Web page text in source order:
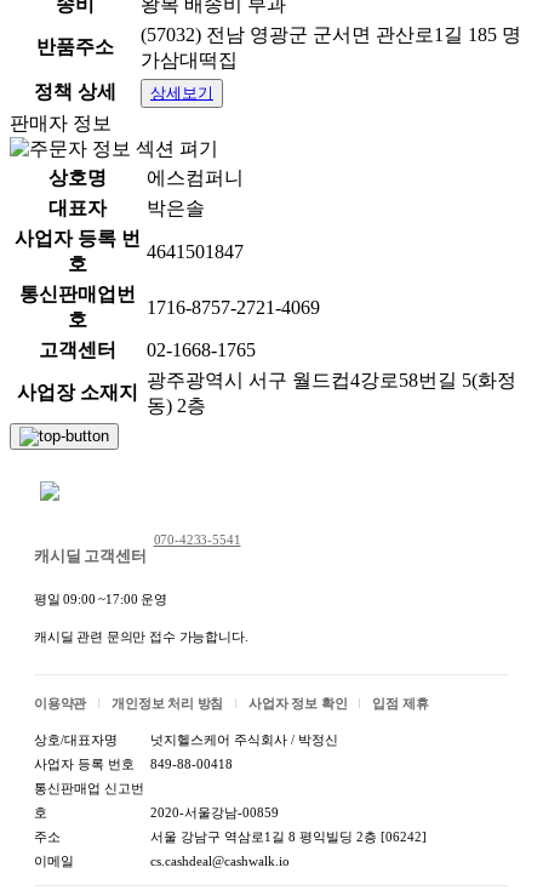
송비
왕복 배송비 부과
반품주소
(57032) 전남 영광군 군서면 관산로1길 185 명
가삼대떡집
정책 상세
상세보기
판매자 정보
상호명
에스컴퍼니
대표자
박은솔
사업자 등록 번
호
4641501847
통신판매업번
호
1716-8757-2721-4069
고객센터 02-1668-1765
사업장 소재지
광주광역시 서구 월드컵4강로58번길 5(화정
동) 2층
캐시딜 고객센터
070-4233-5541
평일 09:00 ~17:00 운영
캐시딜 관련 문의만 접수 가능합니다.
이용약관 개인정보 처리 방침 사업자 정보 확인 입점 제휴
상호/대표자명
넛지헬스케어 주식회사 / 박정신
사업자 등록 번호
849-88-00418
통신판매업 신고번
호
2020-서울강남-00859
주소
서울 강남구 역삼로1길 8 평익빌딩 2층 [06242]
이메일
cs.cashdeal@cashwalk.io